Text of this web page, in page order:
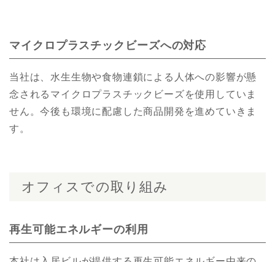
マイクロプラスチックビーズへの対応
当社は、水生生物や食物連鎖による人体への影響が懸
念されるマイクロプラスチックビーズを使用していま
せん。今後も環境に配慮した商品開発を進めていきま
す。
オフィスでの取り組み
再生可能エネルギーの利用